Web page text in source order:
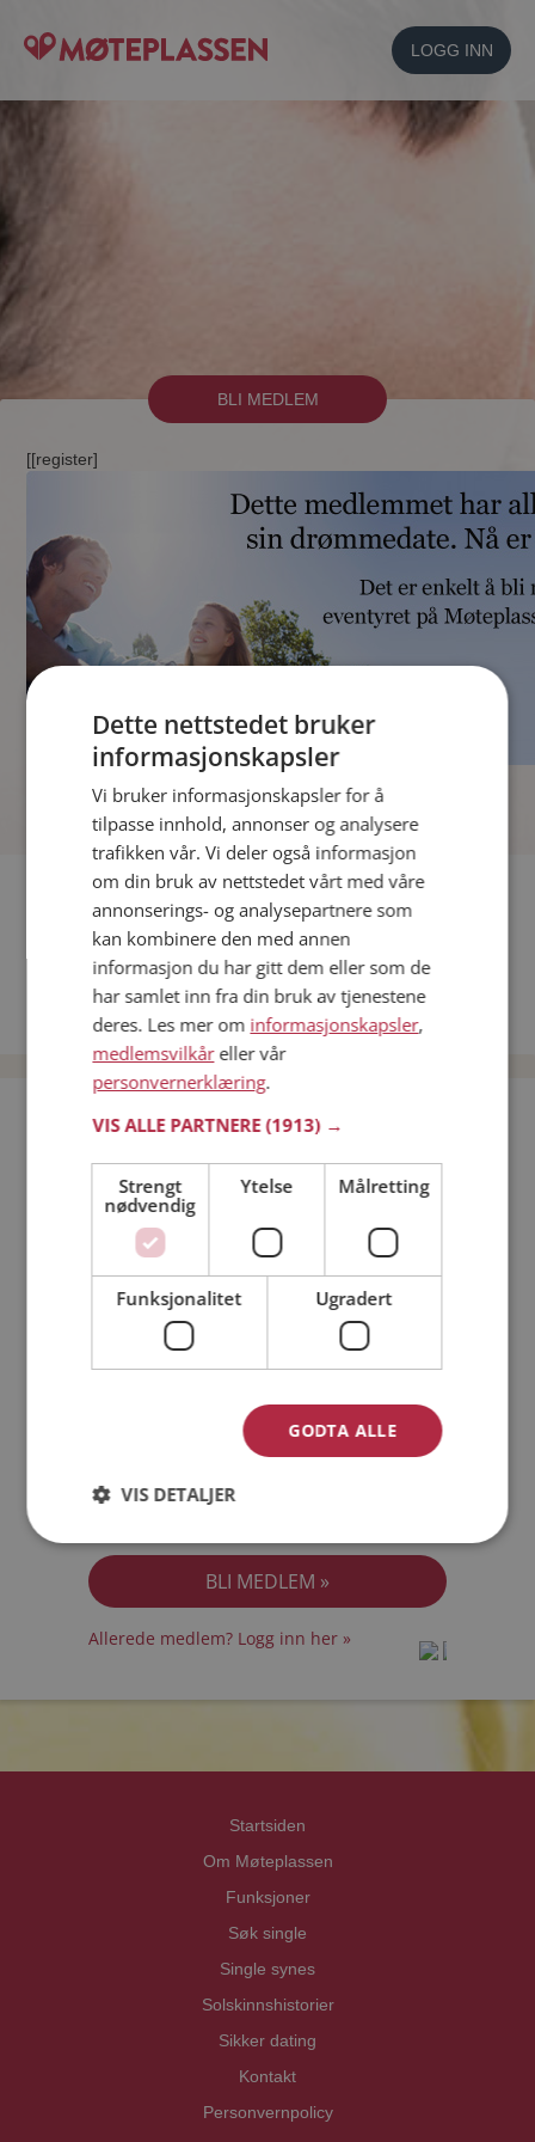
LOGG INN
BLI MEDLEM
[[register]
Fler single
Date menn i Norge
Date kvinner i Norge
Bli medlem gratis!
Jeg er en: Mann Kvinne
Min alder:
Jeg akseptererMedlemsvilkårene
Allerede medlem? Logg inn her »
Startsiden
Om Møteplassen
Funksjoner
Søk single
Single synes
Solskinnshistorier
Sikker dating
Kontakt
Personvernpolicy
Dette nettstedet bruker
informasjonskapsler
Vi bruker informasjonskapsler for å
tilpasse innhold, annonser og analysere
trafikken vår. Vi deler også informasjon
om din bruk av nettstedet vårt med våre
annonserings- og analysepartnere som
kan kombinere den med annen
informasjon du har gitt dem eller som de
har samlet inn fra din bruk av tjenestene
deres. Les mer om informasjonskapsler,
medlemsvilkåreller vår
personvernerklæring.
VIS ALLE PARTNERE(1913) →
Strengt
nødvendig
Ytelse Målretting
Funksjonalitet Ugradert
GODTA ALLE
VIS DETALJER